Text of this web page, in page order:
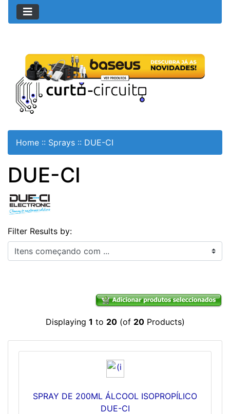
Home :: Sprays :: DUE-CI
DUE-CI
Filter Results by:
Itens começando com ...
Displaying 1 to 20(of 20Products)
SPRAY DE 200ML ÁLCOOL ISOPROPÍLICO
DUE-CI